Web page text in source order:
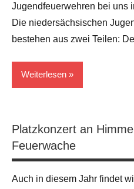
Jugendfeuerwehren bei uns
Die niedersächsischen
bestehen aus zwei Teilen:
Weiterlesen
Platzkonzert an
Feuerwache
Auch in diesem Jahr findet